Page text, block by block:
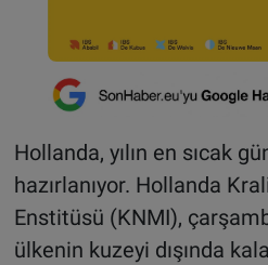
Hollanda, yılın en sıcak
hazırlanıyor. Hollanda
Enstitüsü (KNMI),
ülkenin kuzeyi dışında